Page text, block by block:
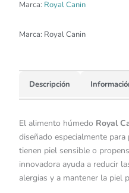
Marca: Royal Canin
Marca: Royal Canin
Descripción
El alimento húmedo Royal
diseñado especialmente
tienen piel sensible o
innovadora ayuda a reducir
alergias y a mantener la piel